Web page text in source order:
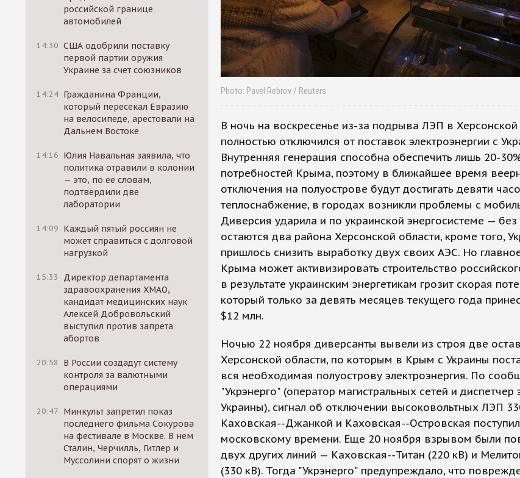
российской границе
автомобилей
14:30 США одобрили поставку
первой партии оружия
Украине за счет союзников
14:24 Гражданина Франции,
который пересекал Евразию
на велосипеде, арестовали на
Дальнем Востоке
14:16 Юлия Навальная заявила, что
политика отравили в колонии
— это, по ее словам,
подтвердили две
лаборатории
14:09 Каждый пятый россиян не
может справиться с долговой
нагрузкой
15:33
Директор департамента
здравоохранения ХМАО,
кандидат медицинских наук
Алексей Добровольский
выступил против запрета
абортов
20:58
В России создадут систему
контроля за валютными
операциями
20:47 Минкульт запретил показ
последнего фильма Сокурова
на фестивале в Москве. В нем
Сталин, Черчилль, Гитлер и
Муссолини спорят о жизни
Photo: Pavel Rebrov / Reuters
В ночь на воскресенье из-за подрыва ЛЭП в
полностью отключился от поставок электроэнергии с
Внутренняя генерация способна обеспечить лишь 20-
потребностей Крыма, поэтому в ближайшее время
отключения на полуострове будут достигать девяти
теплоснабжение, в городах возникли проблемы с
Диверсия ударила и по украинской энергосистеме — без
остаются два района Херсонской области, кроме того,
пришлось снизить выработку двух своих АЭС. Но
Крыма может активизировать строительство
в результате украинским энергетикам грозит скорая
который только за девять месяцев текущего года
$12 млн.
Ночью 22 ноября диверсанты вывели из строя две
Херсонской области, по которым в Крым с Украины
вся необходимая полуострову электроэнергия. По
"Укрэнерго" (оператор магистральных сетей и диспетчер
Украины), сигнал об отключении высоковольтных ЛЭП
Каховская--Джанкой и Каховская--Островская
московскому времени. Еще 20 ноября взрывом были
двух других линий — Каховская--Титан (220 кВ) и
(330 кВ). Тогда "Укрэнерго" предупреждало, что